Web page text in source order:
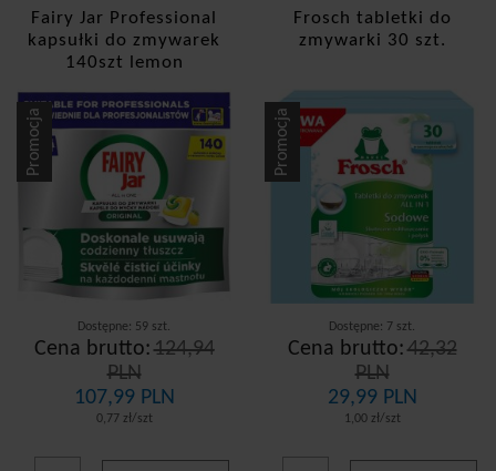
Fairy Jar Professional
kapsułki do zmywarek
140szt lemon
Dostępne: 59 szt.
Cena brutto: 124,94
PLN
107,99 PLN
0,77 zł/szt
Promocja
Frosch tabletki do
zmywarki 30 szt.
Dostępne: 7 szt.
Cena brutto: 42,32
PLN
29,99 PLN
1,00 zł/szt
Promocja